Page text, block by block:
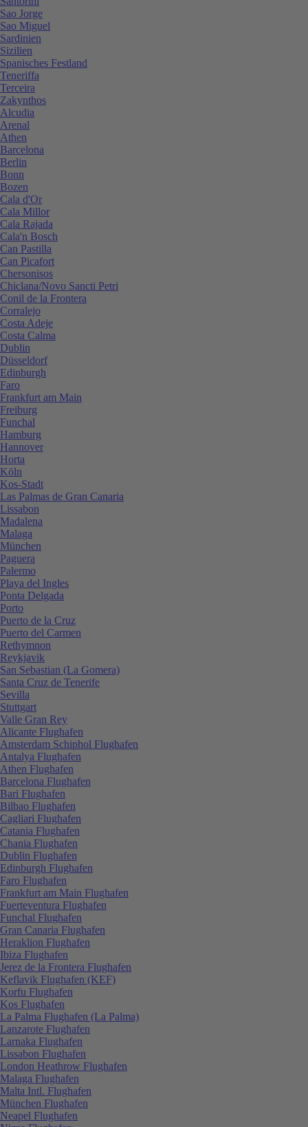
Sao Jorge
Sao Miguel
Sardinien
Sizilien
Spanisches Festland
Teneriffa
Terceira
Zakynthos
Alcudia
Arenal
Athen
Barcelona
Berlin
Bonn
Bozen
Cala d'Or
Cala Millor
Cala Rajada
Cala'n Bosch
Can Pastilla
Can Picafort
Chersonisos
Chiclana/Novo Sancti Petri
Conil de la Frontera
Corralejo
Costa Adeje
Costa Calma
Dublin
Düsseldorf
Edinburgh
Faro
Frankfurt am Main
Freiburg
Funchal
Hamburg
Hannover
Horta
Köln
Kos-Stadt
Las Palmas de Gran Canaria
Lissabon
Madalena
Malaga
München
Paguera
Palermo
Playa del Ingles
Ponta Delgada
Porto
Puerto de la Cruz
Puerto del Carmen
Rethymnon
Reykjavik
San Sebastian (La Gomera)
Santa Cruz de Tenerife
Sevilla
Stuttgart
Valle Gran Rey
Alicante Flughafen
Amsterdam Schiphol Flughafen
Antalya Flughafen
Athen Flughafen
Barcelona Flughafen
Bari Flughafen
Bilbao Flughafen
Cagliari Flughafen
Catania Flughafen
Chania Flughafen
Dublin Flughafen
Edinburgh Flughafen
Faro Flughafen
Frankfurt am Main Flughafen
Fuerteventura Flughafen
Funchal Flughafen
Gran Canaria Flughafen
Heraklion Flughafen
Ibiza Flughafen
Jerez de la Frontera Flughafen
Keflavik Flughafen (KEF)
Korfu Flughafen
Kos Flughafen
La Palma Flughafen (La Palma)
Lanzarote Flughafen
Larnaka Flughafen
Lissabon Flughafen
London Heathrow Flughafen
Malaga Flughafen
Malta Intl. Flughafen
München Flughafen
Neapel Flughafen